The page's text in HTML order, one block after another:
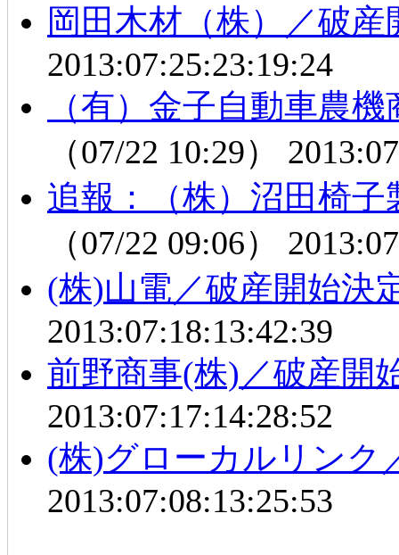
岡田木材（株）／破産
2013:07:25:23:19:24
（有）金子自動車農
（07/22 10:29）
追報：（株）沼田椅
（07/22 09:06）
(株)山電／破産開始決
2013:07:18:13:42:39
前野商事(株)／破産開
2013:07:17:14:28:52
(株)グローカルリンク
2013:07:08:13:25:53